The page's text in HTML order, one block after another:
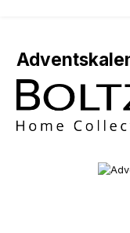
Bildergalerie